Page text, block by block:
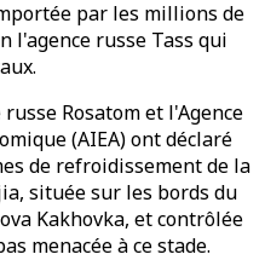
par les millions de
l'agence russe Tass qui
Rosatom et l'Agence
(AIEA) ont déclaré
de refroidissement de la
située sur les bords du
Kakhovka, et contrôlée
menacée à ce stade.